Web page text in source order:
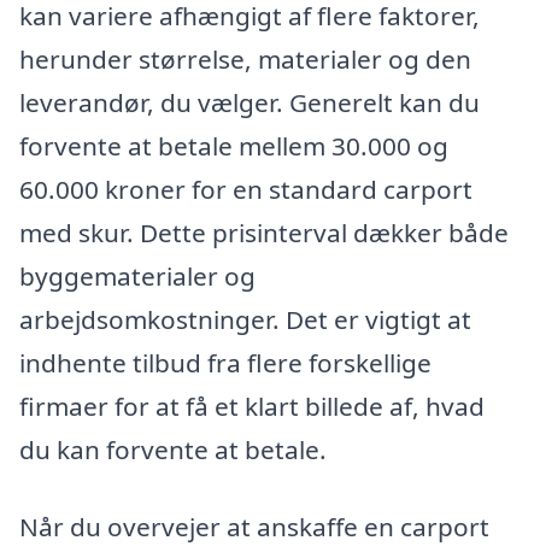
kan variere afhængigt af flere faktorer,
herunder størrelse, materialer og den
leverandør, du vælger. Generelt kan du
forvente at betale mellem 30.000 og
60.000 kroner for en standard carport
med skur. Dette prisinterval dækker både
byggematerialer og
arbejdsomkostninger. Det er vigtigt at
indhente tilbud fra flere forskellige
firmaer for at få et klart billede af, hvad
du kan forvente at betale.
Når du overvejer at anskaffe en carport